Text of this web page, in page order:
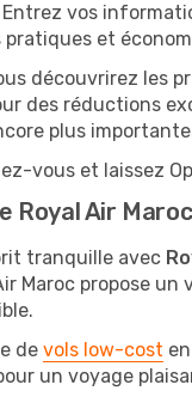
vos
pratiques et
découvrirez les
des réductions
plus
vous et laissez
Royal Air Maroc
tranquille avec
Maroc propose
de vols low-cost
un voyage